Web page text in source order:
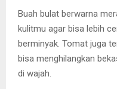
Buah bulat berwarna
kulitmu agar bisa lebih
berminyak. Tomat juga
bisa menghilangkan
di wajah.